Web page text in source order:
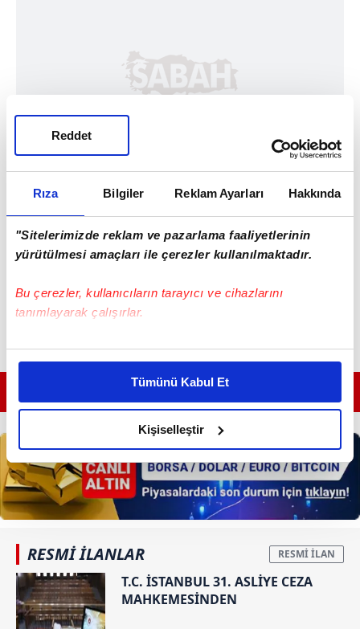
Rıza Bilgiler Reklam Ayarları Hakkında
"Sitelerimizde reklam ve pazarlama faaliyetlerinin
yürütülmesi amaçları ile çerezler kullanılmaktadır.
Bu çerezler, kullanıcıların tarayıcı ve cihazlarını
tanımlayarak çalışırlar.
Bu çerezlere izin vermeniz halinde sizlere özel
daha iyi reklam deneyimi yaşatabiliriz. Bunu yaparken
amacımızın size daha iyi bir reklam deneyimi sunmak
olduğunu ve sizlere en iyi içerikleri sunabilmek adına
elimizden gelen çabayı gösterdiğimizi ve bu noktada,
reklamların maliyetlerimizi karşılamak noktasında tek gelir
kalemimiz olduğunu sizlere hatırlatmak isteriz.
Her halükârda, kullanıcılar, bu çerezlere izin vermedikleri
takdirde, kullanıcılara hedefli reklamlar
gösterilmeyecektir."
Sizlere daha iyi bir hizmet sunabilmek için İnternet
Sitemizde kendimize ve üçüncü kişilere ait çerezler
Tümünü Kabul Et
Kişiselleştir
Reddet
GÜNÜN EN ÖNEMLİ MANŞETLERİ İÇİN TIKLAYIN
RESMİ İLANLAR
T.C. İSTANBUL 31. ASLİYE CEZA
MAHKEMESİNDEN